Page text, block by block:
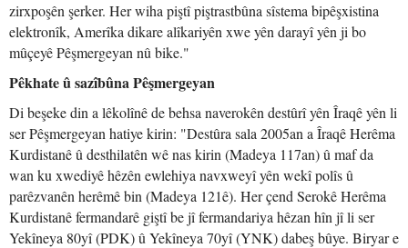
zirxpoşên şerker. Her wiha piştî piştrastbûna sîstema bipêşxistina
elektronîk, Amerîka dikare alîkariyên xwe yên darayî yên ji bo
mûçeyê Pêşmergeyan nû bike."
Pêkhate û sazîbûna Pêşmergeyan
Di beşeke din a lêkolînê de behsa naverokên destûrî yên Îraqê yên li
ser Pêşmergeyan hatiye kirin: "Destûra sala 2005an a Îraqê Herêma
Kurdistanê û desthilatên wê nas kirin (Madeya 117an) û maf da
wan ku xwediyê hêzên ewlehiya navxweyî yên wekî polîs û
parêzvanên herêmê bin (Madeya 121ê). Her çend Serokê Herêma
Kurdistanê fermandarê giştî be jî fermandariya hêzan hîn jî li ser
Yekîneya 80yî (PDK) û Yekîneya 70yî (YNK) dabeş bûye. Biryar e